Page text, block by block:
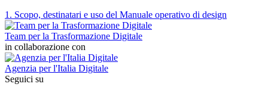
1. Scopo, destinatari e uso del Manuale operativo di design
Team per la Trasformazione Digitale
in collaborazione con
Agenzia per l'Italia Digitale
Seguici su